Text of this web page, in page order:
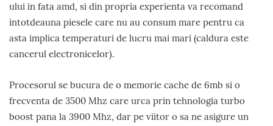
ului in fata amd, si din propria experienta va recomand
intotdeauna piesele care nu au consum mare pentru ca
asta implica temperaturi de lucru mai mari (caldura este
cancerul electronicelor).
Procesorul se bucura de o memorie cache de 6mb si o
frecventa de 3500 Mhz care urca prin tehnologia turbo
boost pana la 3900 Mhz, dar pe viitor o sa ne asigure un